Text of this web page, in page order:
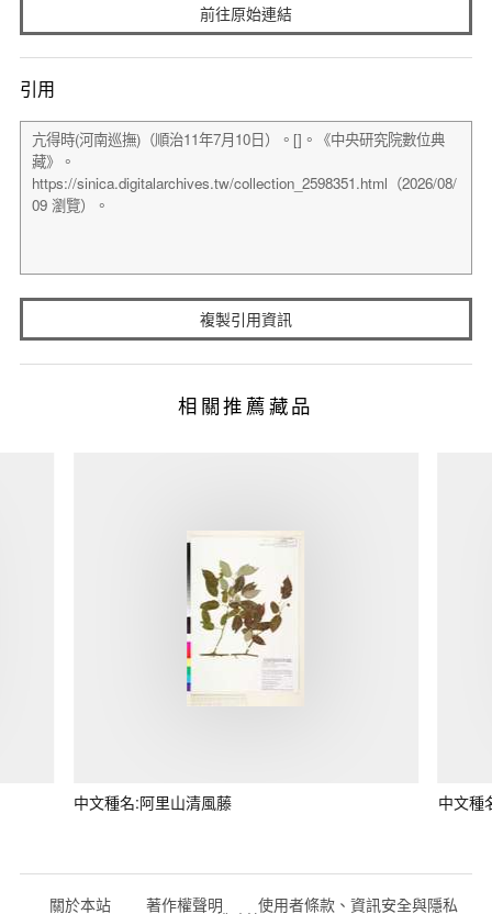
前往原始連結
引用
複製引用資訊
相關推薦藏品
中文種名:阿里山清風藤 中文種
關於本站 著作權聲明 使用者條款、資訊安全與隱私